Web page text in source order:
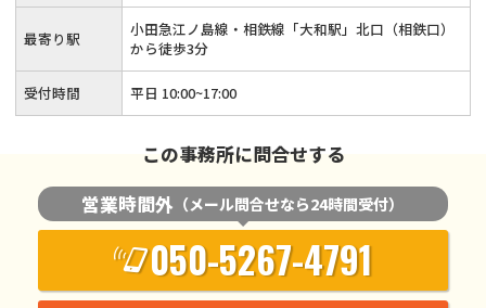
最寄り駅
小田急江ノ島線・相鉄線「大和駅」北口（相鉄口）
から徒歩3分
受付時間 平日 10:00~17:00
この事務所に問合せする
営業時間外 （メール問合せなら24時間受付）
050-5267-4791